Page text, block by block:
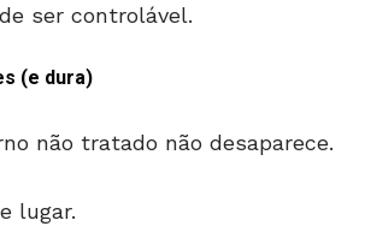
ser controlável.
(e dura)
não tratado não desaparece.
lugar.